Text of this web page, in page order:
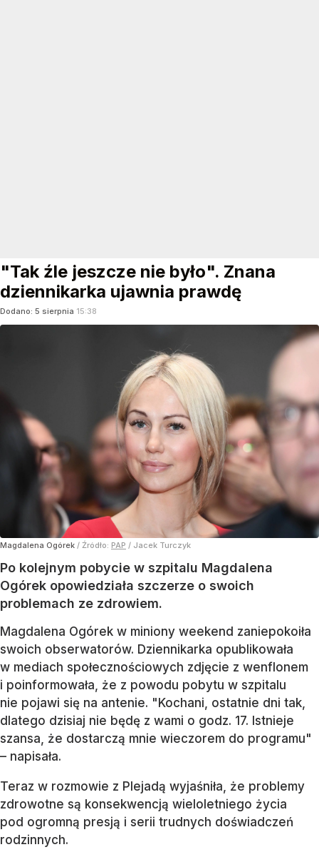
"Tak źle jeszcze nie było". Znana
dziennikarka ujawnia prawdę
Dodano: 5 sierpnia 15:38
Magdalena Ogórek / Źródło: PAP / Jacek Turczyk
Po kolejnym pobycie w szpitalu Magdalena
Ogórek opowiedziała szczerze o swoich
problemach ze zdrowiem.
Magdalena Ogórek w miniony weekend zaniepokoiła
swoich obserwatorów. Dziennikarka opublikowała
w mediach społecznościowych zdjęcie z wenflonem
i poinformowała, że z powodu pobytu w szpitalu
nie pojawi się na antenie. "Kochani, ostatnie dni tak,
dlatego dzisiaj nie będę z wami o godz. 17. Istnieje
szansa, że dostarczą mnie wieczorem do programu"
– napisała.
Teraz w rozmowie z Plejadą wyjaśniła, że problemy
zdrowotne są konsekwencją wieloletniego życia
pod ogromną presją i serii trudnych doświadczeń
rodzinnych.